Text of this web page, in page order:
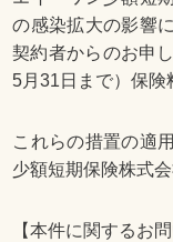
の感染拡大の影響
契約者からのお申
5月31日まで）保険
これらの措置の適
少額短期保険株式
【本件に関するお